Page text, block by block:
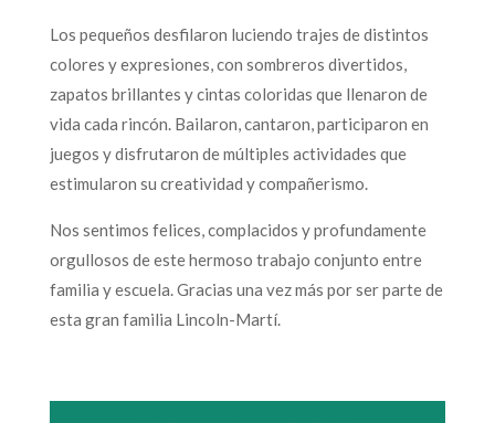
Los pequeños desfilaron luciendo trajes de distintos
colores y expresiones, con sombreros divertidos,
zapatos brillantes y cintas coloridas que llenaron de
vida cada rincón. Bailaron, cantaron, participaron en
juegos y disfrutaron de múltiples actividades que
estimularon su creatividad y compañerismo.
Nos sentimos felices, complacidos y profundamente
orgullosos de este hermoso trabajo conjunto entre
familia y escuela. Gracias una vez más por ser parte de
esta gran familia Lincoln-Martí.